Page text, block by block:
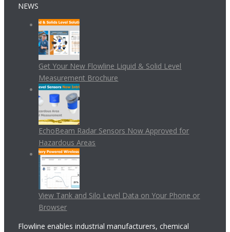
NEWS
Get Your New Flowline Liquid & Solid Level
Measurement Brochure
EchoBeam Radar Sensors Now Approved for
Hazardous Areas
View Tank and Silo Level Data on Your Phone or
Browser
Flowline enables industrial manufacturers, chemical